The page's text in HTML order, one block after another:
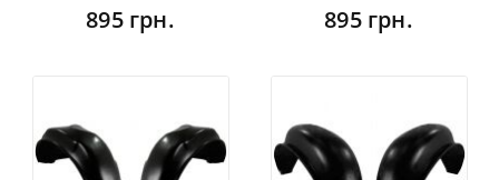
895 грн. 895 грн.